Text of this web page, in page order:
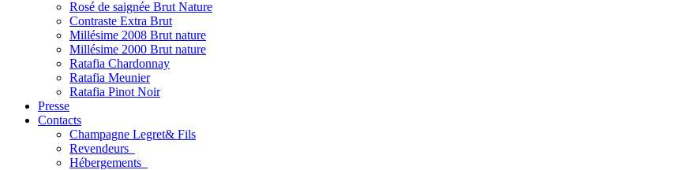
Rosé de saignée Brut Nature
Contraste Extra Brut
Millésime 2008 Brut nature
Millésime 2000 Brut nature
Ratafia Chardonnay
Ratafia Meunier
Ratafia Pinot Noir
Presse
Contacts
Champagne Legret& Fils
Revendeurs
Hébergements